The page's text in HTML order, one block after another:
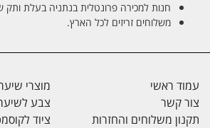
חנות למכירה פרונטלית בנתניה בעלת ותק של 23
משלוחים זריזים לכל הארץ.
עמוד ראשי
צור קשר
תקנון משלוחים והחזרות
מוצרי
צבע
ציוד